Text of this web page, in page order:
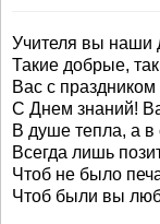
Учителя вы наши
Такие добрые,
Вас с
С Днем знаний!
В душе тепла, а
Всегда лишь
Чтоб не было
Чтоб были вы